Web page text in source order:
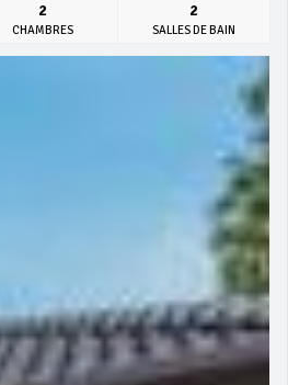
2
CHAMBRES
2
SALLES DE BAIN